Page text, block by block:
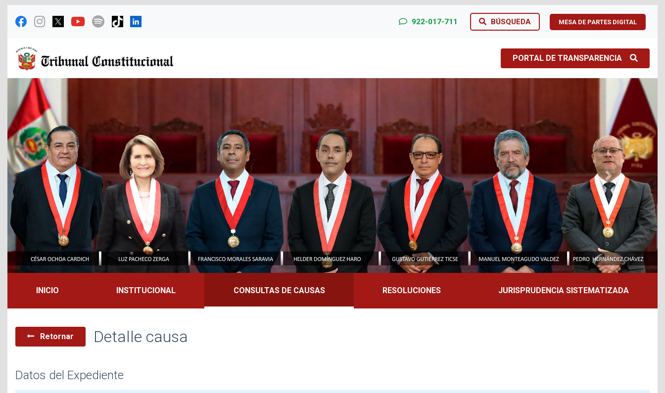
922-017-711 BÚSQUEDA MESA DE PARTES DIGITAL
PORTAL DE TRANSPARENCIA
Previous Next
INICIO INSTITUCIONAL CONSULTAS DE CAUSAS RESOLUCIONES JURISPRUDENCIA SISTEMATIZADA
Retornar Detalle causa
Datos del Expediente